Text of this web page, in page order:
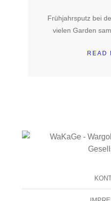
Frühjahrsputz bei
vielen Garden
READ